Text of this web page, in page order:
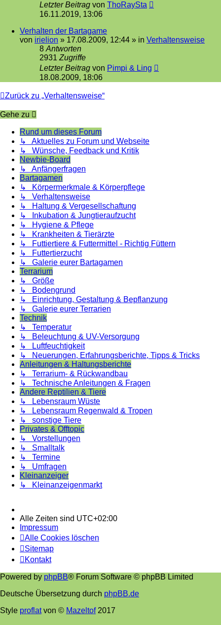
Letzter Beitrag von ThoRaySta
16.11.2019, 13:06
Verhalten der Bartagame
von irielion » 17.08.2009, 12:44 » in Verhaltensweise
8 Antworten
2931 Zugriffe
Letzter Beitrag von Pimpi & Ling
18.08.2009, 18:06
Zurück zu „Verhaltensweise“
Gehe zu
Rund um dieses Forum
↳ Aktuelles zu Forum und Webseite
↳ Wünsche, Feedback und Kritik
Newbie-Board
↳ Anfängerfragen
Bartagamen
↳ Körpermerkmale & Körperpflege
↳ Verhaltensweise
↳ Haltung & Vergesellschaftung
↳ Inkubation & Jungtieraufzucht
↳ Hygiene & Pflege
↳ Krankheiten & Tierärzte
↳ Futtiertiere & Futtermittel - Richtig Füttern
↳ Futtertierzucht
↳ Galerie eurer Bartagamen
Terrarium
↳ Größe
↳ Bodengrund
↳ Einrichtung, Gestaltung & Bepflanzung
↳ Galerie eurer Terrarien
Technik
↳ Temperatur
↳ Beleuchtung & UV-Versorgung
↳ Luftfeuchtigkeit
↳ Neuerungen, Erfahrungsberichte, Tipps & Tricks
Anleitungen & Haltungsberichte
↳ Terrarium- & Rückwandbau
↳ Technische Anleitungen & Fragen
Andere Reptilien & Tiere
↳ Lebensraum Wüste
↳ Lebensraum Regenwald & Tropen
↳ sonstige Tiere
Privates & Offtopic
↳ Vorstellungen
↳ Smalltalk
↳ Termine
↳ Umfragen
Kleinanzeiger
↳ Kleinanzeigenmarkt
Alle Zeiten sind UTC+02:00
Impressum
Alle Cookies löschen
Sitemap
Kontakt
Powered by phpBB® Forum Software © phpBB Limited
Deutsche Übersetzung durch phpBB.de
Style proflatvon © Mazeltof2017